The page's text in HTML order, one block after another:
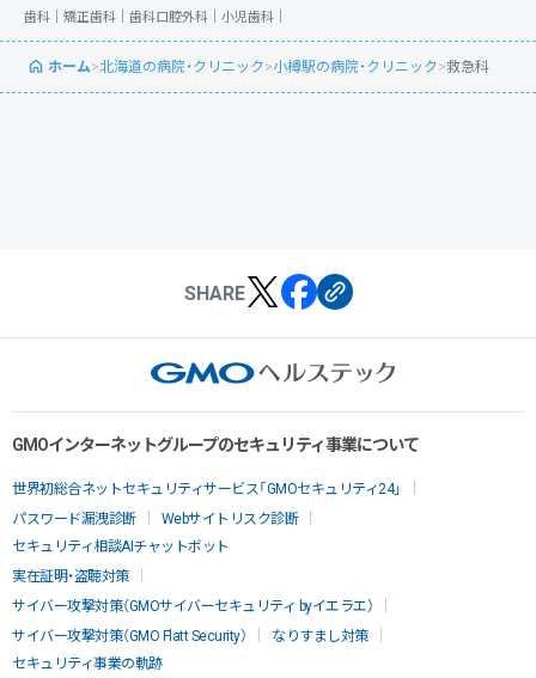
歯科｜ 矯正歯科｜ 歯科口腔外科｜ 小児歯科｜
ホーム>北海道の病院・クリニック>小樽駅の病院・クリニック>救急科
SHARE
GMOインターネットグループのセキュリティ事業について
世界初総合ネットセキュリティサービス「GMOセキュリティ24」
パスワード漏洩診断
Webサイトリスク診断
セキュリティ相談AIチャットボット
実在証明・盗聴対策
サイバー攻撃対策（GMOサイバーセキュリティ byイエラエ）
サイバー攻撃対策（GMO Flatt Security）
なりすまし対策
セキュリティ事業の軌跡